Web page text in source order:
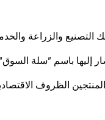
التصنيع والزراعة
إليها باسم ”سلة السوق“.
الظروف